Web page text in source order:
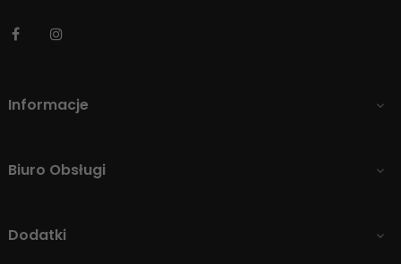
Facebook
Informacje 
Biuro Obsługi 
Dodatki 